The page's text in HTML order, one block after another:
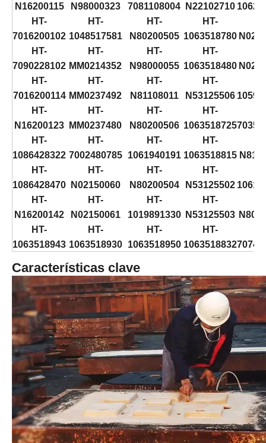
N16200115
N98000323
7081108004
N22102710
HT-
7016200102
HT-
1048517581
HT-
N80200505
HT-
1063518780
HT-
7090228102
HT-
MM0214352
HT-
N98000055
HT-
1063518480
HT-
7016200114
HT-
MM0237492
HT-
N81108011
HT-
N53125506
HT-
N16200123
HT-
MM0237480
HT-
N80200506
HT-
1063518725
HT-
1086428322
HT-
7002480785
HT-
1061940191
HT-
1063518815
HT-
1086428470
HT-
N02150060
HT-
N80200504
HT-
N53125502
HT-
N16200142
HT-
N02150061
HT-
1019891330
HT-
N53125503
HT-
1063518943
HT-
1063518930
HT-
1063518950
HT-
1063518832
Características clave